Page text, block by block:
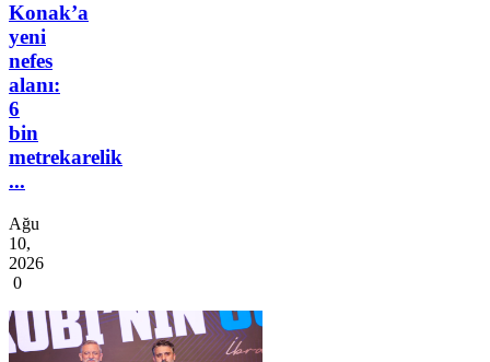
Konak’a
yeni
nefes
alanı:
6
bin
metrekarelik
...
Ağu
10,
2026
0